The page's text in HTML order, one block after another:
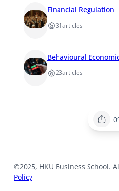
Financial Regulation
31articles
Behavioural
23articles
©2025, HKU Business School.
Policy